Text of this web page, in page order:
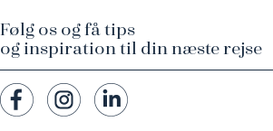
Følg os og få tips
og inspiration til din næste rejse